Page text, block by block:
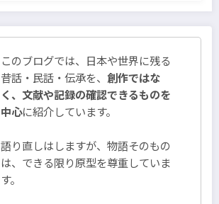
このブログでは、日本や世界に残る
昔話・民話・伝承を、 創作ではな
く、文献や記録の確認できるものを
中心に紹介しています。
語り直しはしますが、物語そのもの
は、できる限り原型を尊重していま
す。